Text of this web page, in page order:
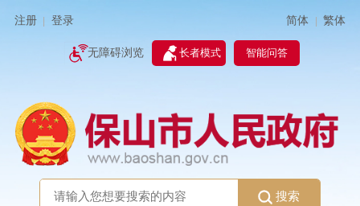
注册 登录 简体 | 繁体
无障碍浏览 长者模式 智能问答
搜索